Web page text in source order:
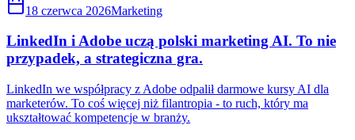
18 czerwca 2026Marketing
LinkedIn i Adobe uczą polski marketing AI. To nie
przypadek, a strategiczna gra.
LinkedIn we współpracy z Adobe odpalił darmowe kursy AI dla
marketerów. To coś więcej niż filantropia - to ruch, który ma
ukształtować kompetencje w branży.